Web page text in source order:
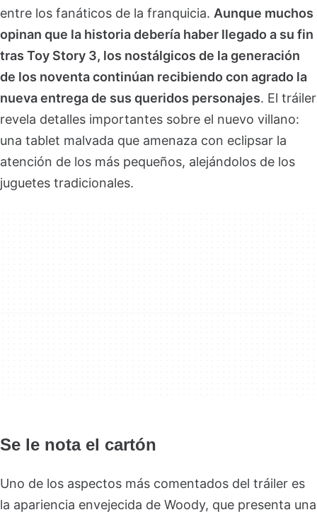
entre los fanáticos de la franquicia. Aunque muchos
opinan que la historia debería haber llegado a su fin
tras Toy Story 3, los nostálgicos de la generación
de los noventa continúan recibiendo con agrado la
nueva entrega de sus queridos personajes. El tráiler
revela detalles importantes sobre el nuevo villano:
una tablet malvada que amenaza con eclipsar la
atención de los más pequeños, alejándolos de los
juguetes tradicionales.
Se le nota el cartón
Uno de los aspectos más comentados del tráiler es
la apariencia envejecida de Woody, que presenta una